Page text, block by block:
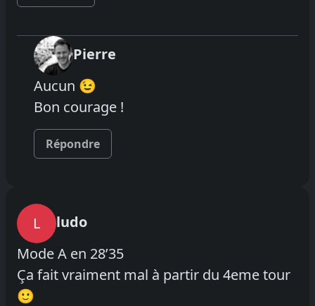
Pierre
Aucun 😉
Bon courage !
Répondre
L
ludo
Mode A en 28’35
Ça fait vraiment mal à partir du 4eme tour
🙂